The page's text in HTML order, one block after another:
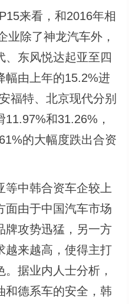
来看，和2016年相
业除了神龙汽车外，
、东风悦达起亚至四
幅由上年的15.2%进
福特、北京现代分别
和31.26%，
的大幅度跌出合资
等中韩合资车企较上
面由于中国汽车市场
牌攻势迅猛，另一方
越来越高，使得主打
据业内人士分析，
和德系车的安全，韩